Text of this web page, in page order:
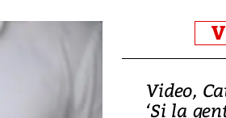
graves
Video,
‘Si la